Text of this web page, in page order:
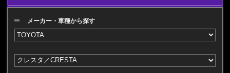
メーカー・車種から探す